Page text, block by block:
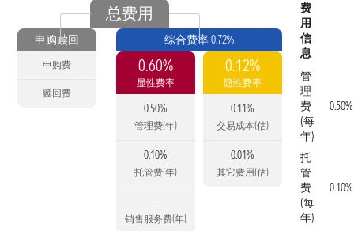
总费用
申购赎回
申购费
赎回费
综合费率 0.72%
0.60%
显性费率
0.50%
管理费(年)
0.10%
托管费(年)
—
销售服务费(年)
0.12%
隐性费率
0.11%
交易成本(估)
0.01%
其它费用(估)
费
用
信
息
管
理
费
(每
年)
0.50%
托
管
费
(每
年)
0.10%